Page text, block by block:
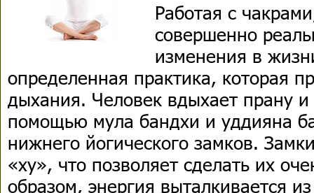
Работая с
совершенно
изменения в
определенная практика, которая
дыхания. Человек вдыхает прану
помощью мула бандхи и уддияна
нижнего йогического замков.
«ху», что позволяет сделать их
образом, энергия выталкивается